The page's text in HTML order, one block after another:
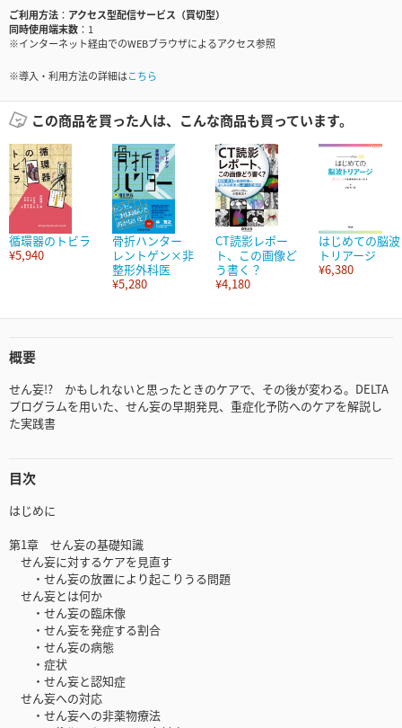
ご利用方法
アクセス型配信サービス（買切型）
同時使用端末数
1
※インターネット経由でのWEBブラウザによるアクセス参照
※導入・利用方法の詳細はこちら
この商品を買った人は、こんな商品も買っています。
循環器のトビラ
¥5,940
骨折ハンター
レントゲン×非
整形外科医
¥5,280
CT読影レポー
ト、この画像ど
う書く？
¥4,180
はじめての脳波
トリアージ
¥6,380
概要
せん妄!? かもしれないと思ったときのケアで、その後が変わる。DELTA
プログラムを用いた、せん妄の早期発見、重症化予防へのケアを解説し
た実践書
目次
はじめに
第1章 せん妄の基礎知識
せん妄に対するケアを見直す
・せん妄の放置により起こりうる問題
せん妄とは何か
・せん妄の臨床像
・せん妄を発症する割合
・せん妄の病態
・症状
・せん妄と認知症
せん妄への対応
・せん妄への非薬物療法